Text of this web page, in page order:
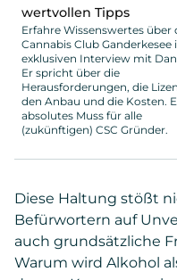
wertvollen Tipps
Erfahre Wissenswertes über
Cannabis Club Ganderkesee
exklusiven Interview mit
Er spricht über die
Herausforderungen, die
den Anbau und die Kosten.
absolutes Muss für alle
(zukünftigen) CSC Gründer.
Diese Haltung stößt
Befürwortern auf
auch grundsätzliche
Warum wird Alkohol